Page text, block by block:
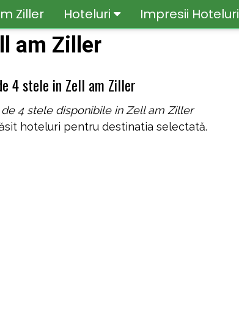
Ziller Hoteluri Impresii Hoteluri
am Ziller
4 stele in Zell am Ziller
4 stele disponibile in Zell am Ziller
hoteluri pentru destinatia selectată.